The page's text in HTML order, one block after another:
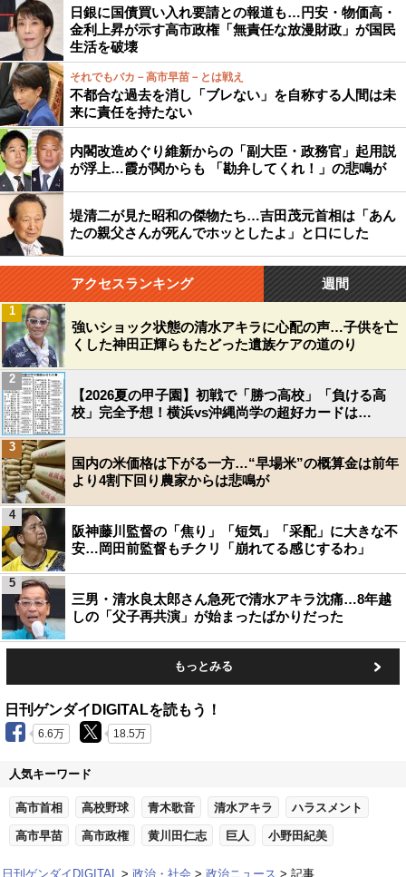
日銀に国債買い入れ要請との報道も…円安・物価高・
金利上昇が示す高市政権「無責任な放漫財政」が国民
生活を破壊
それでもバカ－高市早苗－とは戦え
不都合な過去を消し「ブレない」を自称する人間は未
来に責任を持たない
内閣改造めぐり維新からの「副大臣・政務官」起用説
が浮上…霞が関からも 「勘弁してくれ！」の悲鳴が
堤清二が見た昭和の傑物たち…吉田茂元首相は「あん
たの親父さんが死んでホッとしたよ」と口にした
アクセスランキング 週間
強いショック状態の清水アキラに心配の声…子供を亡
くした神田正輝らもたどった遺族ケアの道のり
1
【2026夏の甲子園】初戦で「勝つ高校」「負ける高
校」完全予想！横浜vs沖縄尚学の超好カードは…
2
国内の米価格は下がる一方…“早場米”の概算金は前年
より4割下回り農家からは悲鳴が
3
阪神藤川監督の「焦り」「短気」「采配」に大きな不
安…岡田前監督もチクリ「崩れてる感じするわ」
4
三男・清水良太郎さん急死で清水アキラ沈痛…8年越
しの「父子再共演」が始まったばかりだった
5
もっとみる
日刊ゲンダイDIGITALを読もう！
6.6万 18.5万
人気キーワード
高市首相 高校野球 青木歌音 清水アキラ ハラスメント
高市早苗 高市政権 黄川田仁志 巨人 小野田紀美
日刊ゲンダイDIGITAL 政治・社会 政治ニュース 記事